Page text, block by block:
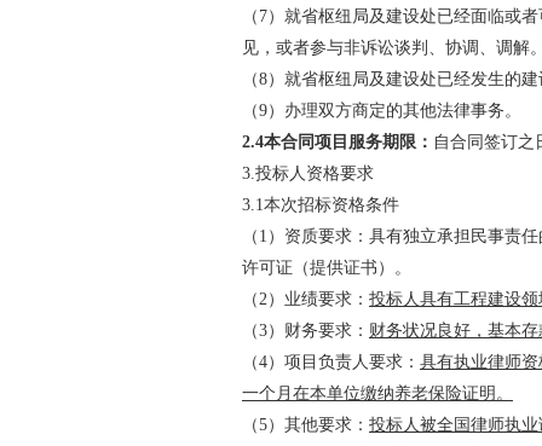
（ 7）就省枢纽局及建设处已经面临或
见，或者参与非诉讼谈判、协调、调解
（8） 就省枢纽局及建设处已经发生的
（9）办理双方商定的其他法律事务。
2.4本合同项目服务期限： 自合同签订之
3.投标人资格要求
3.1本次招标资格条件
（ 1 ） 资质要求： 具有独立承担民事责
许可证（提供证书）。
（2） 业绩要求： 投标人具有工程建设
（3）财务要求： 财务状况良好，基本
（4） 项目负责人要求： 具有执业律师
一个月在本单位缴纳养老保险证明。
（5）其他要求： 投标人被全国律师执